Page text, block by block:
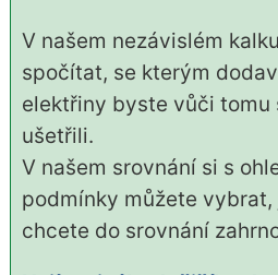
V našem nezávislém
spočítat, se kterým
elektřiny byste vůči
ušetřili.
V našem srovnání si s
podmínky můžete
chcete do srovnání